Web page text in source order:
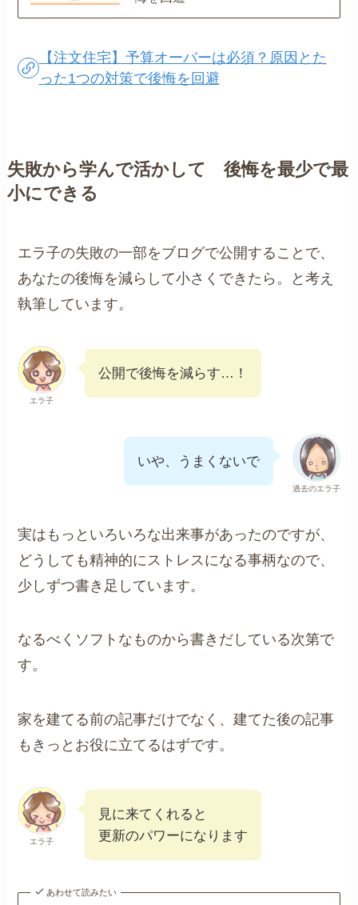
【注文住宅】予算オーバーは必須？原因とた
った1つの対策で後悔を回避
失敗から学んで活かして 後悔を最少で最
小にできる
エラ子の失敗の一部をブログで公開することで、
あなたの後悔を減らして小さくできたら。と考え
執筆しています。
エラ子
公開で後悔を減らす…！
過去のエラ子
いや、うまくないで
実はもっといろいろな出来事があったのですが、
どうしても精神的にストレスになる事柄なので、
少しずつ書き足しています。
なるべくソフトなものから書きだしている次第で
す。
家を建てる前の記事だけでなく、建てた後の記事
もきっとお役に立てるはずです。
エラ子
見に来てくれると
更新のパワーになります
あわせて読みたい